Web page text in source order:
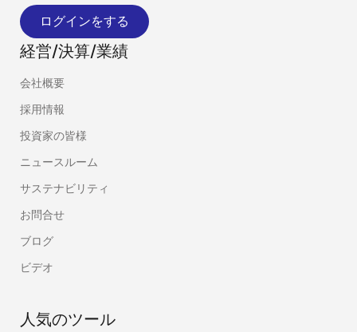
ログインをする
経営/決算/業績
会社概要
採用情報
投資家の皆様
ニュースルーム
サステナビリティ
お問合せ
ブログ
ビデオ
人気のツール